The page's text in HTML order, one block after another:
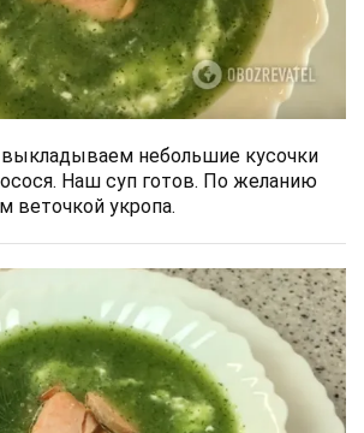
небольшие кусочки
Наш суп готов. По желанию
веточкой укропа.